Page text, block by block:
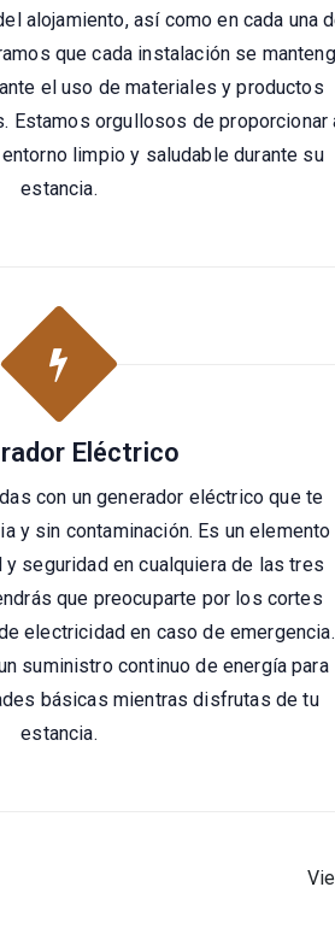
alojamiento, así como en cada una
que cada instalación se
el uso de materiales y productos
Estamos orgullosos de proporcionar
limpio y saludable durante su
estancia.
Eléctrico
con un generador eléctrico que te
y sin contaminación. Es un elemento
seguridad en cualquiera de las tres
que preocuparte por los cortes
electricidad en caso de emergencia.
suministro continuo de energía para
básicas mientras disfrutas de tu
estancia.